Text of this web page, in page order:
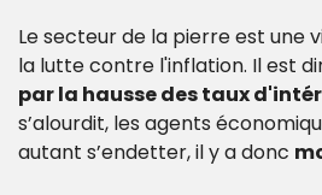
Le secteur de la pierre est une
la lutte contre l'inflation. Il est
par la hausse des taux
s’alourdit, les agents
autant s’endetter, il y a donc